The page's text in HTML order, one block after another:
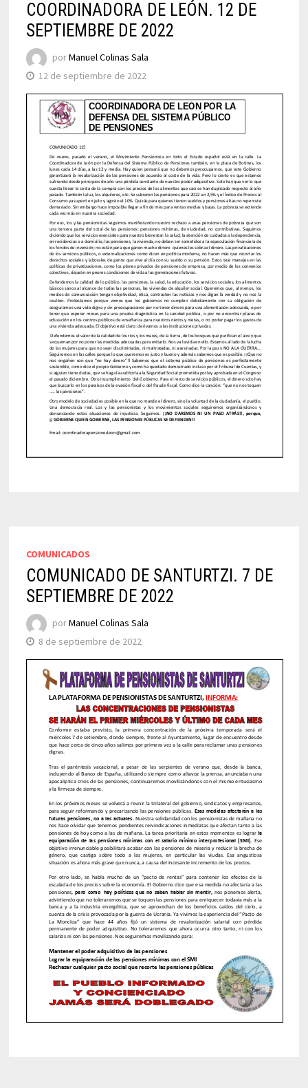
COORDINADORA DE LEÓN. 12 DE
SEPTIEMBRE DE 2022
porManuel Colinas Sala
12 de septiembre de 2022
COMUNICADOS
COMUNICADO DE SANTURTZI. 7 DE
SEPTIEMBRE DE 2022
porManuel Colinas Sala
8 de septiembre de 2022